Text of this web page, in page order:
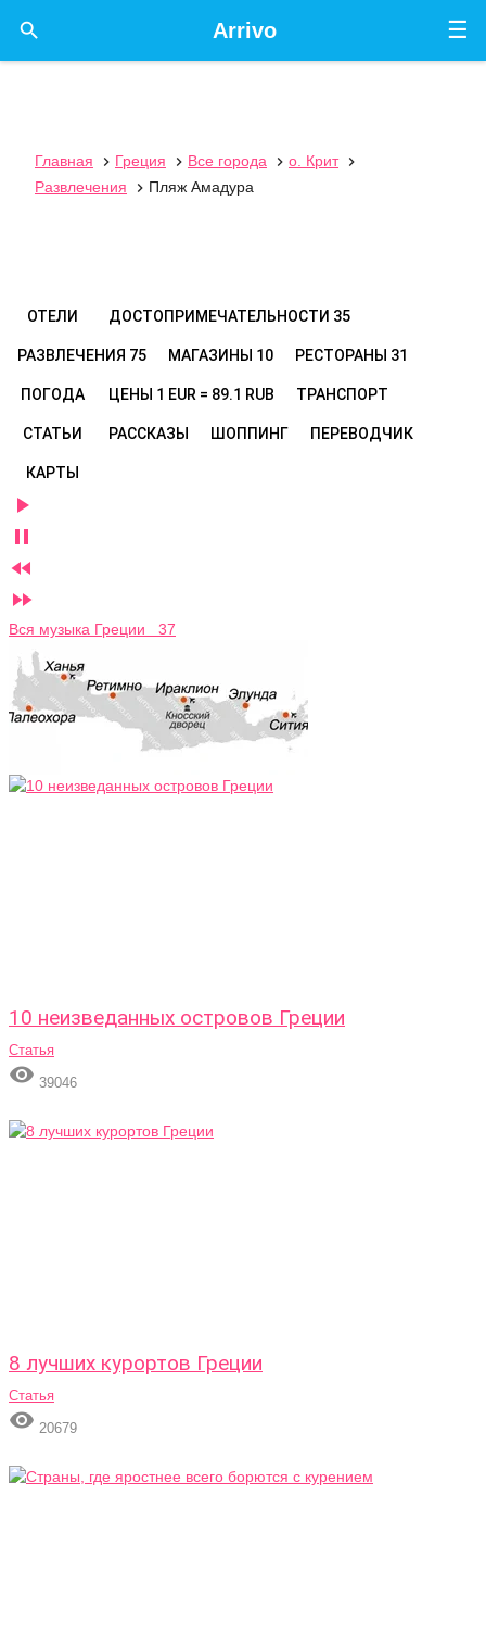
☰
Arrivo

Главная  Греция  Все города  о. Крит

Развлечения
 Пляж Амадура
ОТЕЛИ ДОСТОПРИМЕЧАТЕЛЬНОСТИ 35
РАЗВЛЕЧЕНИЯ 75 МАГАЗИНЫ 10 РЕСТОРАНЫ 31
ПОГОДА ЦЕНЫ 1 EUR = 89.1 RUB ТРАНСПОРТ
СТАТЬИ РАССКАЗЫ ШОППИНГ ПЕРЕВОДЧИК
КАРТЫ




Вся музыка Греции 37
10 неизведанных островов Греции
Статья
 39046
8 лучших курортов Греции
Статья
 20679